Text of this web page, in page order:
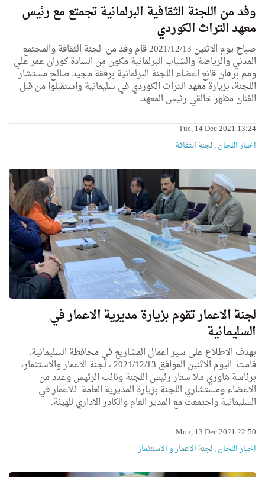
وفد من اللجنة الثقافية البرلمانية تجمتع مع رئيس
معهد التراث الكوردي
صباح يوم الاثنين 2021/12/13 قام وفد من لجنة الثقافة والمجتمع
المدني والرياضة والشباب البرلمانية مكون من السادة كوران عمر علي
ومم برهان قانع اعضاء اللجنة البرلمانية برفقة مجيد صالح مستشار
اللجنة، بزيارة معهد التراث الكوردي في سليمانية واستقبلوا من قبل
الفنان مظهر خالقي رئيس المعهد.
Tue, 14 Dec 2021 13:24
اخبار اللجان,لجنة الثقافة
لجنة الاعمار تقوم بزيارة مديرية الاعمار في
السليمانية
بهدف الاطلاع على سير اعمال المشاريع في محافظة السليمانية،
قامت اليوم الاثنين الموافق 2021/12/13 ، لجنة الاعمار والاستثمار،
برئاسة هاوري ملا ستار رئيس اللجنة ونائب الرئيس وعدد من
الاعضاء ومستشاري اللجنة بزيارة المديرية العامة للاعمار في
السليمانية واجتمعت مع المدير العام والكادر الاداري للهيئة.
Mon, 13 Dec 2021 22:50
اخبار اللجان,لجنة الاعمار و الاستثمار